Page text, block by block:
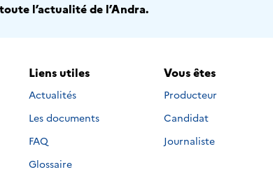
l’actualité de l’Andra.
Liens utiles
Actualités
Les documents
FAQ
Glossaire
Vous êtes
Producteur
Candidat
Journaliste